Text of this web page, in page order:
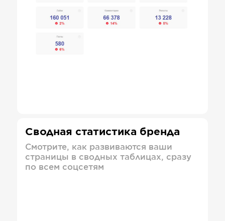
Сводная статистика бренда
Смотрите, как развиваются ваши
страницы в сводных таблицах, сразу
по всем соцсетям